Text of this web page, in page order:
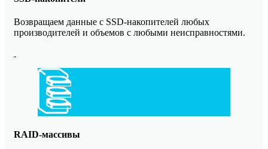
Возвращаем данные с SSD-накопителей любых
производителей и объемов с любыми неисправностями.
RAID-массивы